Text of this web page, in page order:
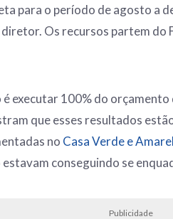
para o período de agosto a
Os recursos partem do
executar 100% do orçamento
que esses resultados
no Casa Verde e
conseguindo se
Publicidade